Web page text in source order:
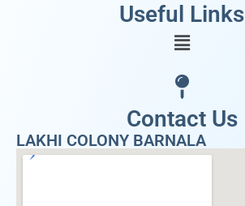
Useful Links
Contact Us
LAKHI COLONY BARNALA